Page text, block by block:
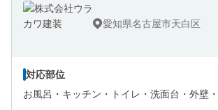
愛知県名古屋市天白区
対応部位
お風呂・ キッチン・ トイレ・ 洗面台・ 外壁・